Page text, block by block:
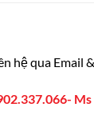
hệ qua Email
Ms